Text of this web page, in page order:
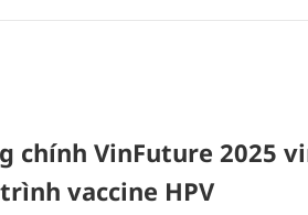
chính VinFuture 2025
vaccine HPV